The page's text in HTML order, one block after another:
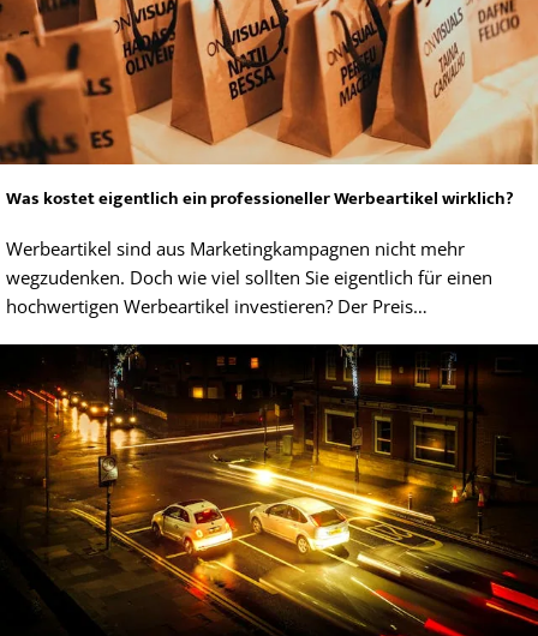
Was kostet eigentlich ein professioneller Werbeartikel wirklich?
Werbeartikel sind aus Marketingkampagnen nicht mehr
wegzudenken. Doch wie viel sollten Sie eigentlich für einen
hochwertigen Werbeartikel investieren? Der Preis…